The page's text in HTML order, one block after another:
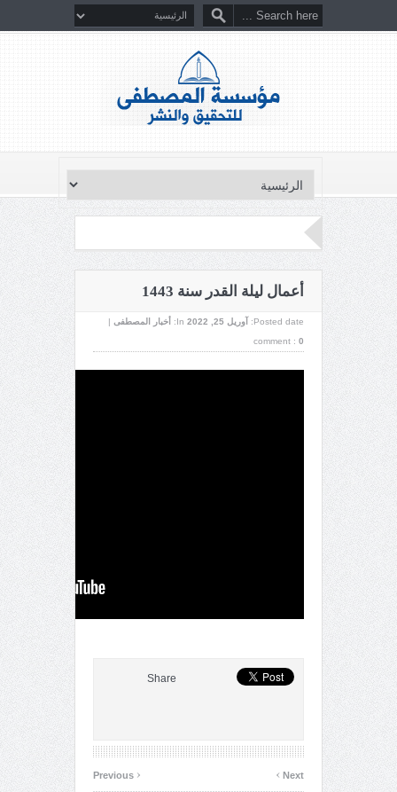
أعمال ليلة القدر سنة 1443
Posted date: آوریل 25, 2022 In: أخبار المصطفى |
comment : 0
Share
‹ Next
›